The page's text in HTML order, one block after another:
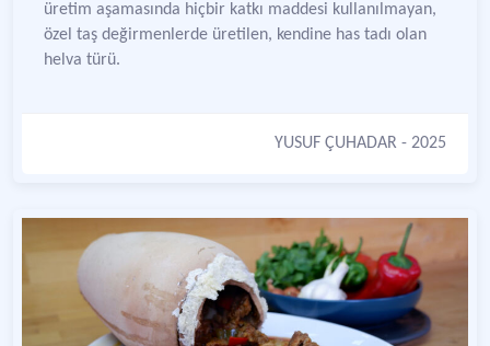
üretim aşamasında hiçbir katkı maddesi kullanılmayan,
özel taş değirmenlerde üretilen, kendine has tadı olan
helva türü.
YUSUF ÇUHADAR - 2025